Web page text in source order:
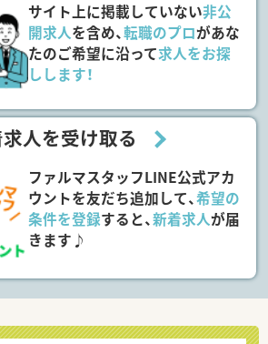
サイト上に掲載していない非公
開求人を含め、転職のプロがあな
たのご希望に沿って求人をお探
しします！
人を受け取る
ファルマスタッフLINE公式アカ
ウントを友だち追加して、希望の
条件を登録すると、新着求人が届
きます♪